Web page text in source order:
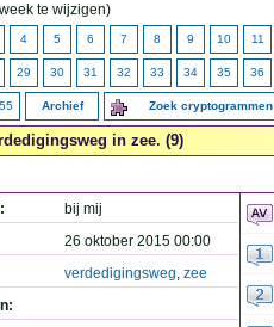
te wijzigen)
4 5 6 7 8 9 10 11
29 30 31 32 33 34 35 36
55 Archief Zoek cryptogrammen
in zee. (9)
bij mij
26 oktober 2015 00:00
verdedigingsweg, zee